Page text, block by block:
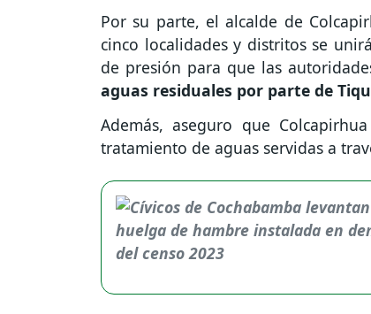
Por su parte, el alcalde de
cinco localidades y distritos se
de presión para que las
aguas residuales por parte de
Además, aseguro que
tratamiento de aguas servidas a